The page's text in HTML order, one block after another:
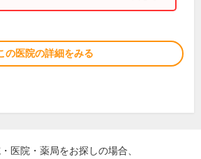
の医院の詳細をみる
医院・薬局をお探しの場合、